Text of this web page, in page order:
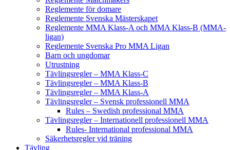
Reglemente för domare
Reglemente Svenska Mästerskapet
Reglemente MMA Klass-A och MMA Klass-B (MMA-
ligan)
Reglemente Svenska Pro MMA Ligan
Barn och ungdomar
Utrustning
Tävlingsregler – MMA Klass-C
Tävlingsregler – MMA Klass-B
Tävlingsregler – MMA Klass-A
Tävlingsregler – Svensk professionell MMA
Rules – Swedish professional MMA
Tävlingsregler – Internationell professionell MMA
Rules- International professional MMA
Säkerhetsregler vid träning
Tävling